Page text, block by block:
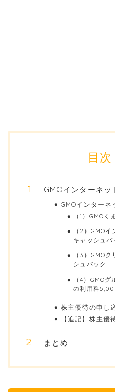
目次
GMOインターネッ
GMOインターネ
（1）GMO
（2）GMO
キャッシュバ
（3）GMO
シュバック
（4）GMO
の利用料
株主優待の申し
【追記】株主優
まとめ